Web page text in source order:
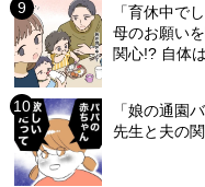
「育休中で
母のお願い
関心!? 自体
「娘の通園
先生と夫の